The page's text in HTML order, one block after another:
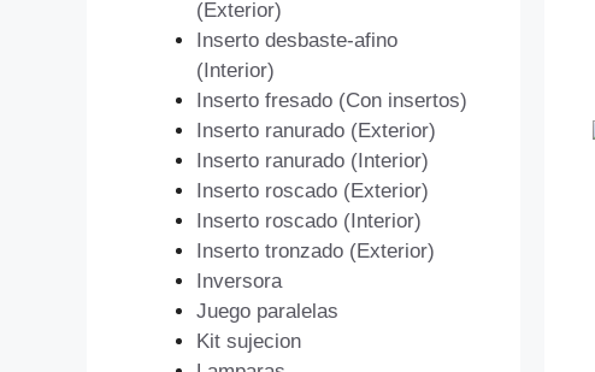
(Exterior)
Inserto desbaste-afino
(Interior)
Inserto fresado (Con insertos)
Inserto ranurado (Exterior)
Inserto ranurado (Interior)
Inserto roscado (Exterior)
Inserto roscado (Interior)
Inserto tronzado (Exterior)
Inversora
Juego paralelas
Kit sujecion